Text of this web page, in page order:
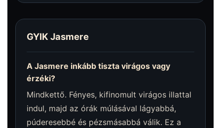
GYIK Jasmere
A Jasmere inkább tiszta virágos vagy
érzéki?
Mindkettő. Fényes, kifinomult virágos illattal
indul, majd az órák múlásával lágyabbá,
púderesebbé és pézsmásabbá válik. Ez a